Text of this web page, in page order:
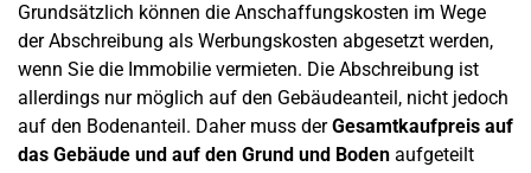
Grundsätzlich können die Anschaffungskosten im Wege
der Abschreibung als Werbungskosten abgesetzt werden,
wenn Sie die Immobilie vermieten. Die Abschreibung ist
allerdings nur möglich auf den Gebäudeanteil, nicht jedoch
auf den Bodenanteil. Daher muss derGesamtkaufpreis auf
das Gebäude und auf den Grund und Boden aufgeteilt